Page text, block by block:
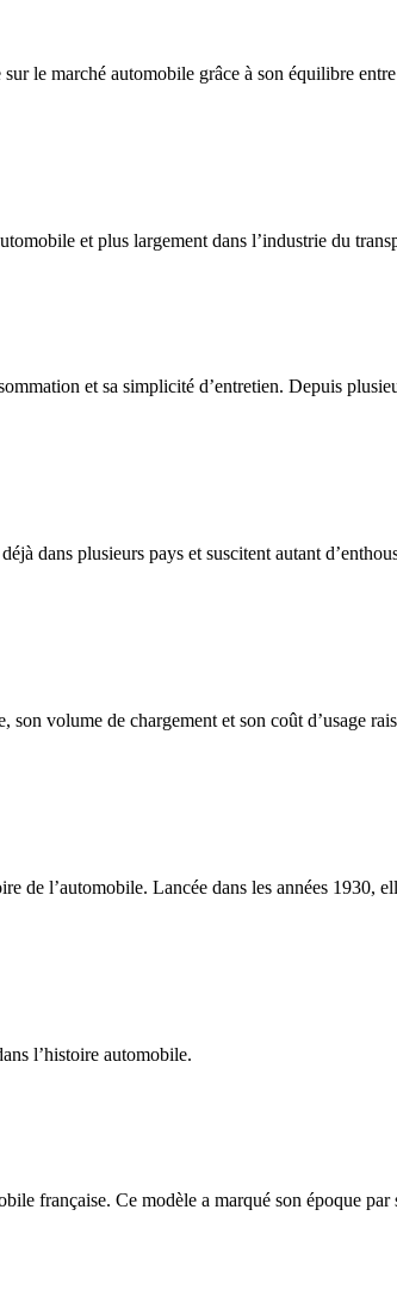
le marché automobile grâce à son équilibre
et plus largement dans l’industrie du
et sa simplicité d’entretien. Depuis
dans plusieurs pays et suscitent autant
volume de chargement et son coût d’usage
de l’automobile. Lancée dans les années 1930,
l’histoire automobile.
française. Ce modèle a marqué son époque